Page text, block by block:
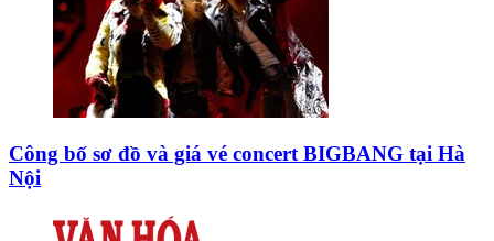
Công bố sơ đồ và giá vé concert BIGBANG tại Hà
Nội